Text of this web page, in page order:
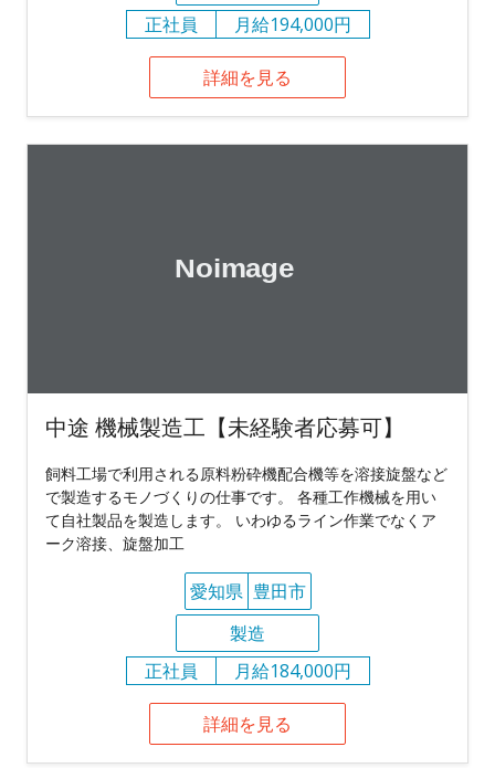
正社員
月給194,000円
詳細を見る
中途 機械製造工【未経験者応募可】
飼料工場で利用される原料粉砕機配合機等を溶接旋盤など
で製造するモノづくりの仕事です。 各種工作機械を用い
て自社製品を製造します。 いわゆるライン作業でなくア
ーク溶接、旋盤加工
愛知県 豊田市
製造
正社員
月給184,000円
詳細を見る